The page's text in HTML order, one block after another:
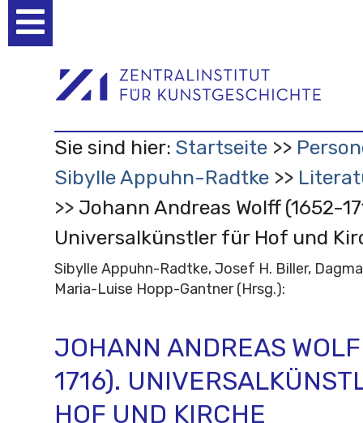
Werkzeuge
Sie sind hier: Startseite
Sibylle Appuhn-Radtke
Johann Andreas Wolff (1652-
Universalkünstler für Hof und
Sibylle Appuhn-Radtke, Josef H. Biller,
Maria-Luise Hopp-Gantner(Hrsg.):
JOHANN ANDREAS
1716).
HOF UND KIRCHE